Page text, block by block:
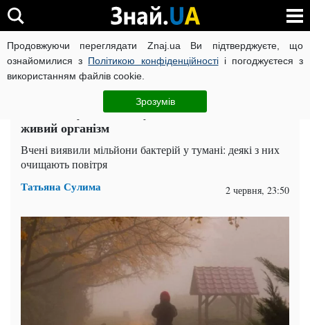
Продовжуючи переглядати Znaj.ua Ви підтверджуєте, що
ознайомилися з Політикою конфіденційностіі погоджуєтеся з
використанням файлів cookie.
Зрозумів
ВІЙНА РОСІЇ ПРОТИ УКРАЇНИ КОРОНАВІРУС В УКРАЇНІ
ЧИТАТЬ НА РУССКОМ
Вчені з’ясували, що туман поводиться як
живий організм
Вчені виявили мільйони бактерій у тумані: деякі з них
очищають повітря
Татьяна Сулима 2 червня, 23:50